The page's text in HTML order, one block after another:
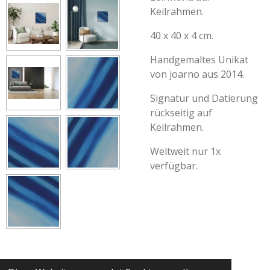
Keilrahmen.
40 x 40 x 4 cm.
Handgemaltes Unikat
von joarno aus 2014.
Signatur und Datierung
rückseitig auf
Keilrahmen.
Weltweit nur 1x
verfügbar.